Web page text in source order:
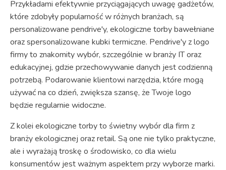
Przykładami efektywnie przyciągających uwagę gadżetów,
które zdobyły popularność w różnych branżach, są
personalizowane pendrive'y, ekologiczne torby bawełniane
oraz spersonalizowane kubki termiczne. Pendrive'y z logo
firmy to znakomity wybór, szczególnie w branży IT oraz
edukacyjnej, gdzie przechowywanie danych jest codzienną
potrzebą. Podarowanie klientowi narzędzia, które mogą
używać na co dzień, zwiększa szansę, że Twoje logo
będzie regularnie widoczne.
Z kolei ekologiczne torby to świetny wybór dla firm z
branży ekologicznej oraz retail. Są one nie tylko praktyczne,
ale i wyrażają troskę o środowisko, co dla wielu
konsumentów jest ważnym aspektem przy wyborze marki.